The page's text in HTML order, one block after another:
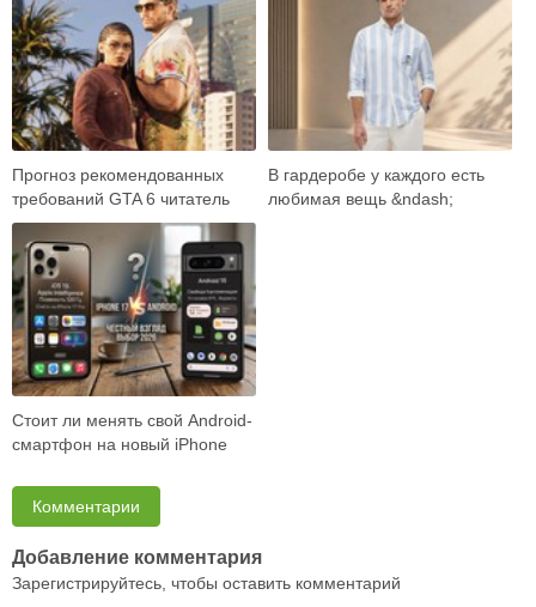
Прогноз рекомендованных
требований GTA 6 читатель
встречает как готовый ответ:
вот карта …
В гардеробе у каждого есть
любимая вещь &ndash;
Стоит ли менять свой Android-
смартфон на новый iPhone
возможност…
Комментарии
Добавление комментария
Зарегистрируйтесь, чтобы оставить комментарий